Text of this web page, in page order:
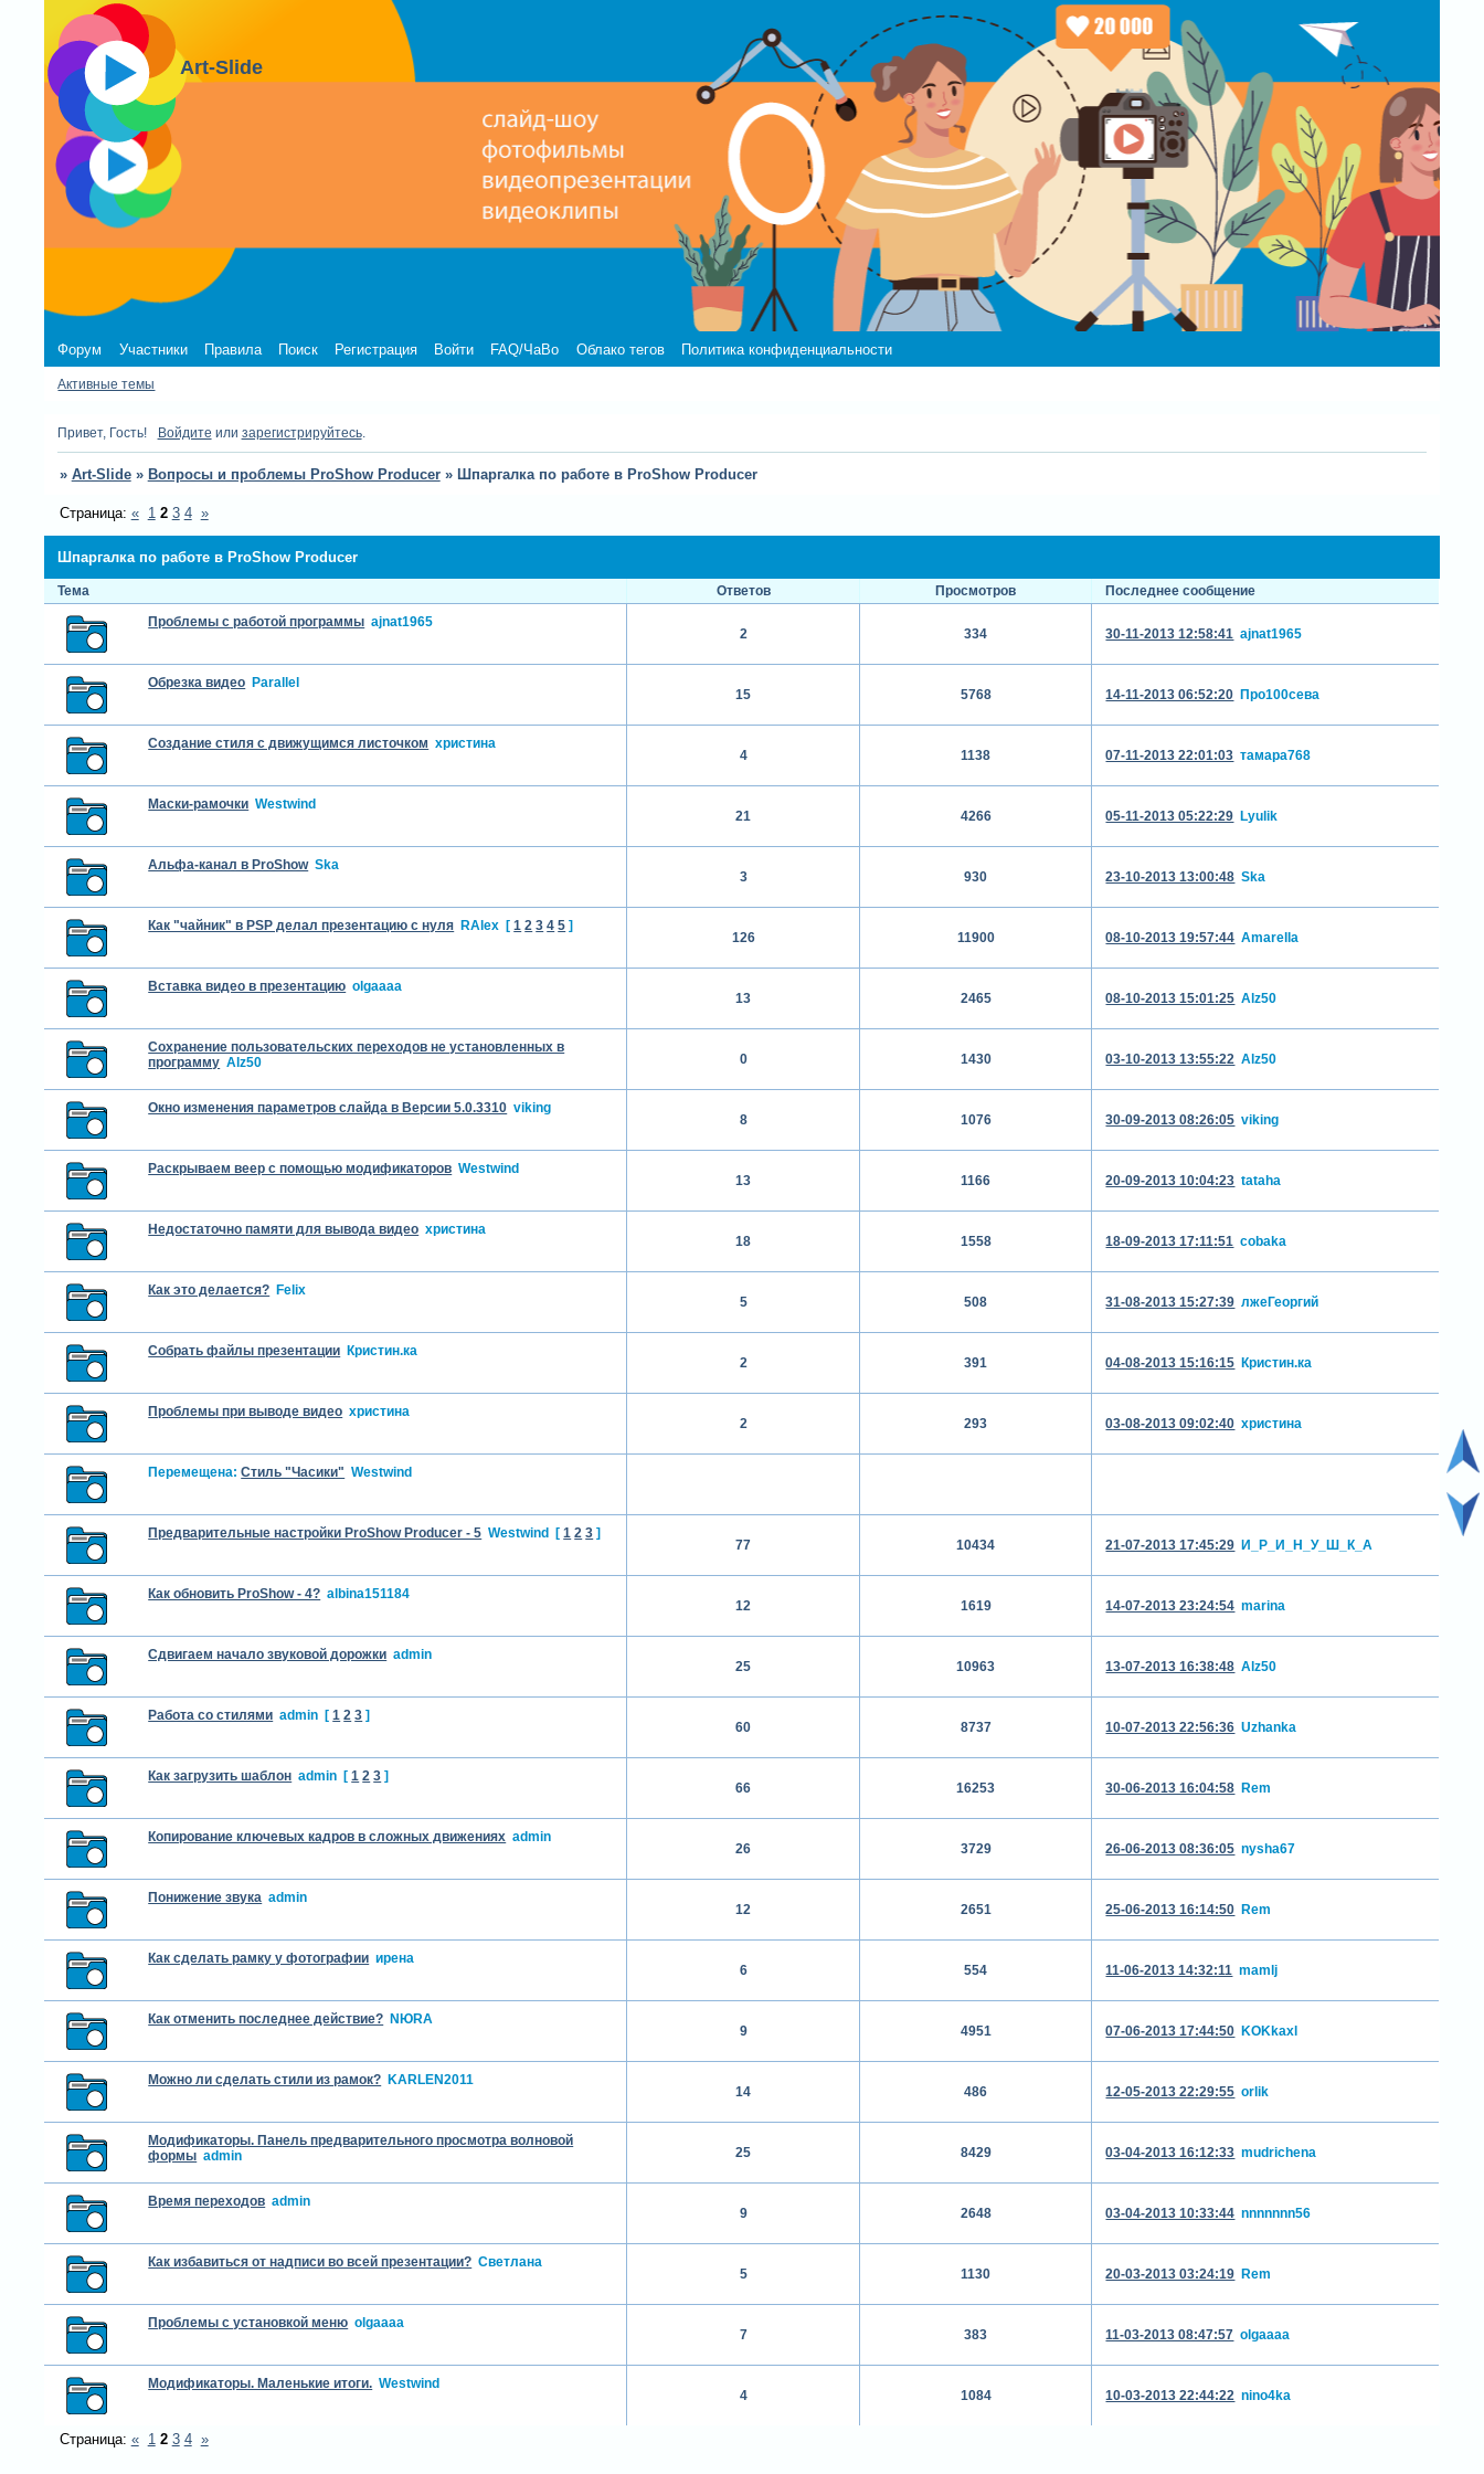
Art-Slide
Форум Участники Правила Поиск Регистрация Войти FAQ/ЧаВо Облако тегов Политика конфиденциальности
Активные темы
Привет, Гость! Войдите или зарегистрируйтесь.
» Art-Slide » Вопросы и проблемы ProShow Producer » Шпаргалка по работе в ProShow Producer
Шпаргалка по работе в ProShow Producer
Страница: « 1 2 3 4 »
Тема Ответов Просмотров
Последнее сообщение
Проблемы с работой программы ajnat1965
2 334 30-11-2013 12:58:41 ajnat1965
Обрезка видео Parallel
15 5768 14-11-2013 06:52:20 Про100сева
Создание стиля с движущимся листочком христина
4 1138 07-11-2013 22:01:03 тамара768
Маски-рамочки Westwind
21 4266 05-11-2013 05:22:29 Lyulik
Альфа-канал в ProShow Ska
3 930 23-10-2013 13:00:48 Ska
Как "чайник" в PSP делал презентацию с нуля RAlex [ 1 2 3 4 5 ]
126 11900 08-10-2013 19:57:44 Amarella
Вставка видео в презентацию olgaaaa
13 2465 08-10-2013 15:01:25 Alz50
Сохранение пользовательских переходов не установленных в
программу Alz50 0 1430 03-10-2013 13:55:22 Alz50
Окно изменения параметров слайда в Версии 5.0.3310 viking
8 1076 30-09-2013 08:26:05 viking
Раскрываем веер с помощью модификаторов Westwind
13 1166 20-09-2013 10:04:23 tataha
Недостаточно памяти для вывода видео христина
18 1558 18-09-2013 17:11:51 cobaka
Как это делается? Felix
5 508 31-08-2013 15:27:39 лжеГеоргий
Собрать файлы презентации Кристин.ка
2 391 04-08-2013 15:16:15 Кристин.ка
Проблемы при выводе видео христина
2 293 03-08-2013 09:02:40 христина
Перемещена: Стиль "Часики" Westwind
Предварительные настройки ProShow Producer - 5 Westwind [ 1 2 3 ]
77 10434 21-07-2013 17:45:29 И_Р_И_Н_У_Ш_К_А
Как обновить ProShow - 4? albina151184
12 1619 14-07-2013 23:24:54 marina
Сдвигаем начало звуковой дорожки admin
25 10963 13-07-2013 16:38:48 Alz50
Работа со стилями admin [ 1 2 3 ]
60 8737 10-07-2013 22:56:36 Uzhanka
Как загрузить шаблон admin [ 1 2 3 ]
66 16253 30-06-2013 16:04:58 Rem
Копирование ключевых кадров в сложных движениях admin
26 3729 26-06-2013 08:36:05 nysha67
Понижение звука admin
12 2651 25-06-2013 16:14:50 Rem
Как сделать рамку у фотографии ирена
6 554 11-06-2013 14:32:11 mamlj
Как отменить последнее действие? NЮRA
9 4951 07-06-2013 17:44:50 KOKkaxl
Можно ли сделать стили из рамок? KARLEN2011
14 486 12-05-2013 22:29:55 orlik
Модификаторы. Панель предварительного просмотра волновой
формы admin 25 8429 03-04-2013 16:12:33 mudrichena
Время переходов admin
9 2648 03-04-2013 10:33:44 nnnnnnn56
Как избавиться от надписи во всей презентации? Светлана
5 1130 20-03-2013 03:24:19 Rem
Проблемы с установкой меню olgaaaa
7 383 11-03-2013 08:47:57 olgaaaa
Модификаторы. Маленькие итоги. Westwind
4 1084 10-03-2013 22:44:22 nino4ka
Страница: « 1 2 3 4 »